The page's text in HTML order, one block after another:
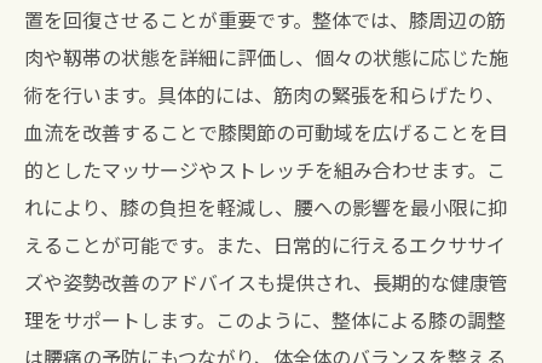
宝塚南口駅での整体で膝と腰の健康を維持
整体を活用した膝と腰の総合ケアの方法
膝と腰の健康を保つ整体の重要性
整体が提供する膝と腰の健康維持のアプロ
ーチ
膝と腰に優しい整体の施術例を宝塚南口駅
で
整体で膝と腰の健康を守るためのアドバイ
ス
置を回復させることが重要です。整体では、膝周辺の筋
肉や靱帯の状態を詳細に評価し、個々の状態に応じた施
術を行います。具体的には、筋肉の緊張を和らげたり、
血流を改善することで膝関節の可動域を広げることを目
的としたマッサージやストレッチを組み合わせます。こ
れにより、膝の負担を軽減し、腰への影響を最小限に抑
えることが可能です。また、日常的に行えるエクササイ
ズや姿勢改善のアドバイスも提供され、長期的な健康管
理をサポートします。このように、整体による膝の調整
は腰痛の予防にもつながり、体全体のバランスを整える